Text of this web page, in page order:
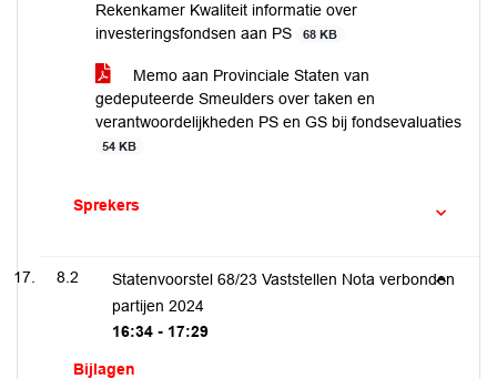
Rekenkamer Kwaliteit informatie over
investeringsfondsen aan PS
68 KB
Memo aan Provinciale Staten van
gedeputeerde Smeulders over taken en
verantwoordelijkheden PS en GS bij fondsevaluaties
54 KB
Sprekers
8.2
Statenvoorstel 68/23 Vaststellen Nota verbonden
partijen 2024
16:34 - 17:29
Bijlagen